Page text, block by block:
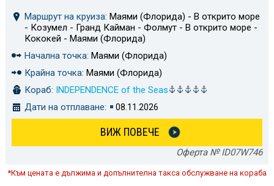
Маршрут на круиза: Маями (Флорида) - В открито море
- Козумел - Гранд Кайман - Фолмут - В открито море -
Кококей - Маями (Флорида)
Начална точка: Маями (Флорида)
Крайна точка: Маями (Флорида)
Кораб: INDEPENDENCE of the Seas
Дати на отплаване:
08.11.2026
ВИЖ ПОВЕЧЕ
Оферта № ID07W746
*Към цената е дължима и допълнителна такса обслужване на кораба